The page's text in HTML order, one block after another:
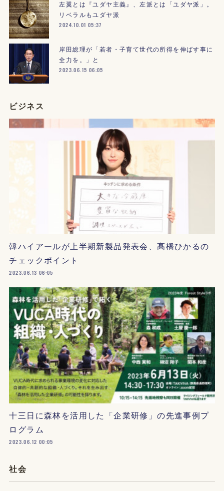
左翼とは『ユダヤ主義』、左派とは「ユダヤ派」。
リベラルもユダヤ派
2024.10.01 05:37
岸田総理が「若者・子育て世代の所得を伸ばす事に
全力を。」と
2023.06.15 06:05
ビジネス
韓ハイアールが上半期新製品発表会、髙橋ひかるの
チェックポイント
2023.06.13 06:05
十三日に森林を活用した「企業研修」の先進事例プ
ログラム
2023.06.12 00:05
社会